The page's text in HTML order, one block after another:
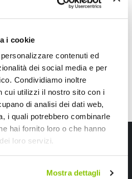
i cookie
contenuti ed
dei social media e per
Condividiamo inoltre
cui utilizzi il nostro sito con i
di analisi dei dati web,
i quali potrebbero combinarle
hai fornito loro o che hanno
loro servizi.
Mostra dettagli
39,60 €
Speedup